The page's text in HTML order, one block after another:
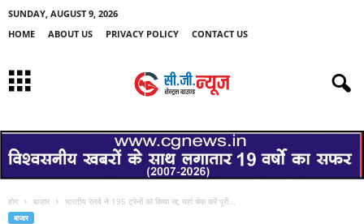
SUNDAY, AUGUST 9, 2026
HOME
ABOUT US PRIVACY POLICY CONTACT US
होम बाजार भारतीय रेलवे ने 195 ट्रेनों को किया रद्द, यहां चेक करें पूरी...
बाजार